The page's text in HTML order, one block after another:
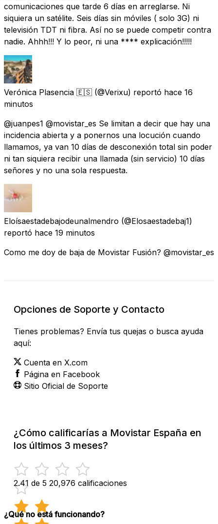
comunicaciones que tarde 6 días en arreglarse. Ni
siquiera un satélite. Seis días sin móviles ( solo 3G) ni
televisión TDT ni fibra. Así no se puede competir contra
nadie. Ahhh!!! Y lo peor, ni una **** explicación!!!!!
Verónica Plasencia 🇪🇸 (@Verixu) reportó hace 16
minutos
@juanpes1 @movistar_es Se limitan a decir que hay una
incidencia abierta y a ponernos una locución cuando
llamamos, ya van 10 días de desconexión total sin poder
ni tan siquiera recibir una llamada (sin servicio) 10 días
señores y no una sola respuesta.
Eloísaestadebajodeunalmendro (@Elosaestadebaj1)
reportó hace 19 minutos
Como me doy de baja de Movistar Fusión? @movistar_es
Opciones de Soporte y Contacto
Tienes problemas? Envía tus quejas o busca ayuda
aquí:
Cuenta en X.com
Página en Facebook
Sitio Oficial de Soporte
¿Cómo calificarías a Movistar España en
los últimos 3 meses?
2.41 de 5 20,976 calificaciones
¿Qué no está funcionando?